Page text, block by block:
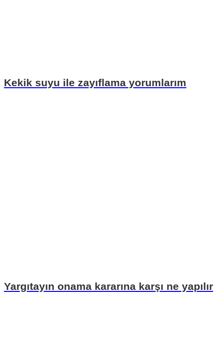
Kekik suyu ile zayıflama yorumlarım
Yargıtayın onama kararına karşı ne yapılır